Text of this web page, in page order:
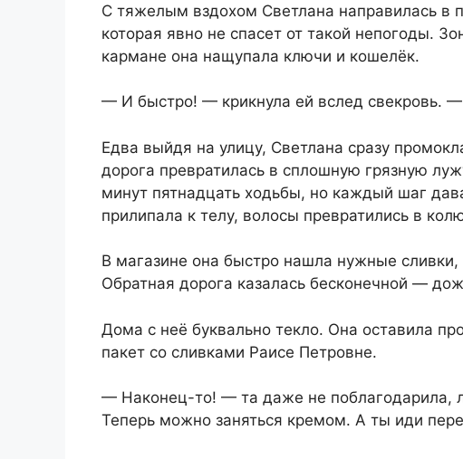
С тяжелым вздохом Светлана направилась в
которая явно не спасет от такой непогоды.
кармане она нащупала ключи и кошелёк.
— И быстро! — крикнула ей вслед свекровь.
Едва выйдя на улицу, Светлана сразу
дорога превратилась в сплошную грязную
минут пятнадцать ходьбы, но каждый шаг
прилипала к телу, волосы превратились в
В магазине она быстро нашла нужные сливки,
Обратная дорога казалась бесконечной —
Дома с неё буквально текло. Она оставила
пакет со сливками Раисе Петровне.
— Наконец-то! — та даже не поблагодарила,
Теперь можно заняться кремом. А ты иди